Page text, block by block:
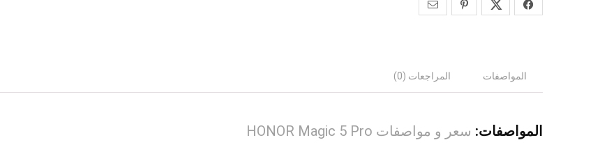
المواصفات المراجعات (0)
المواصفات: سعر و مواصفات HONOR Magic 5 Pro